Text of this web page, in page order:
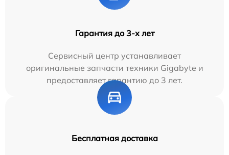
Гарантия до 3-х лет
Сервисный центр устанавливает
оригинальные запчасти техники Gigabyte и
предоставляет гарантию до 3 лет.
Бесплатная доставка